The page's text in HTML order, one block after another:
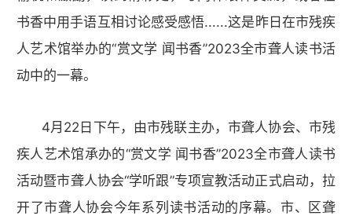
书香中用手语互相讨论感受感悟......这是昨日在市残疾
人艺术馆举办的“赏文学 闻书香”2023全市聋人读书活
动中的一幕。
4月22日下午，由市残联主办，市聋人协会、市残
疾人艺术馆承办的“赏文学 闻书香”2023全市聋人读书
活动暨市聋人协会“学听跟”专项宣教活动正式启动，拉
开了市聋人协会今年系列读书活动的序幕。市、区聋